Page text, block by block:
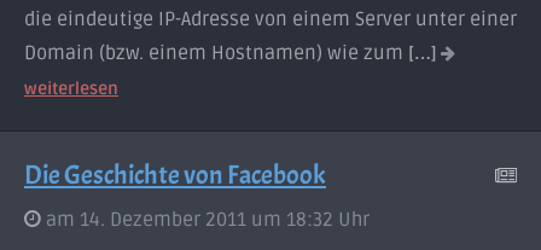
die eindeutige IP-Adresse von einem Server unter einer
Domain (bzw. einem Hostnamen) wie zum […]
weiterlesen
Die Geschichte von Facebook
am 14. Dezember 2011 um 18:32 Uhr